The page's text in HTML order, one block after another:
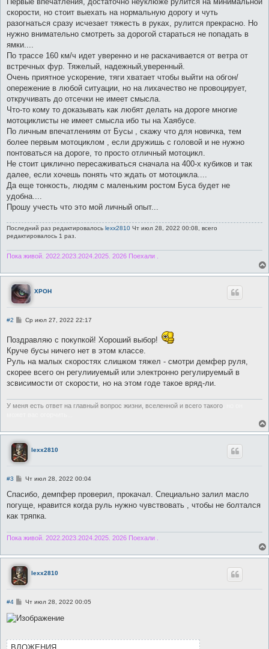
скорости, но стоит выехать на нормальную дорогу и чуть
разогнаться сразу исчезает тяжесть в руках, рулится прекрасно. Но
нужно внимательно смотреть за дорогой стараться не попадать в
ямки....
По трассе 160 км/ч идет уверенно и не раскачивается от ветра от
встречных фур. Тяжелый, надежный,уверенный.
Очень приятное ускорение, тяги хватает чтобы выйти на обгон/
опережение в любой ситуации, но на лихачество не провоцирует,
откручивать до отсечки не имеет смысла.
Что-то кому то доказывать как любят делать на дороге многие
мотоциклисты не имеет смысла ибо ты на Хаябусе.
По личным впечатлениям от Бусы , скажу что для новичка, тем
более первым мотоциклом , если дружишь с головой и не нужно
понтоваться на дороге, то просто отличный мотоцикл.
Не стоит циклично пересаживаться сначала на 400-х кубиков и так
далее, если хочешь понять что ждать от мотоцикла....
Да еще тонкость, людям с маленьким ростом Буса будет не
удобна....
Прошу учесть что это мой личный опыт...
Последний раз редактировалось lexx2810 Чт июл 28, 2022 00:08, всего
редактировалось 1 раз.
Пока живой. 2022.2023.2024.2025. 2026 Поехали .
XPOH
#2
С
б
щ
е
н
и
е
Ср июл 27, 2022 22:17
Поздравляю с покупкой! Хороший выбор!
Круче бусы ничего нет в этом классе.
Руль на малых скоростях слишком тяжел - смотри демфер руля,
скорее всего он регулииуемый или электронно регулируемый в
зсвисимости от скорости, но на этом годе такое вряд-ли.
У меня есть ответ на главный вопрос жизни, вселенной и всего такого
lexx2810
#3
С
о
щ
е
н
е
Чт июл 28, 2022 00:04
Спасибо, демпфер проверил, прокачал. Специально залил масло
погуще, нравится когда руль нужно чувствовать , чтобы не болтался
как тряпка.
Пока живой. 2022.2023.2024.2025. 2026 Поехали .
lexx2810
#4
С
о
б
н
Чт июл 28, 2022 00:05